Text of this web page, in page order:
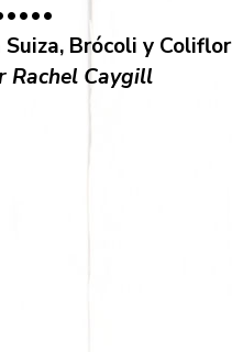
Brócoli y Coliflor
Rachel Caygill